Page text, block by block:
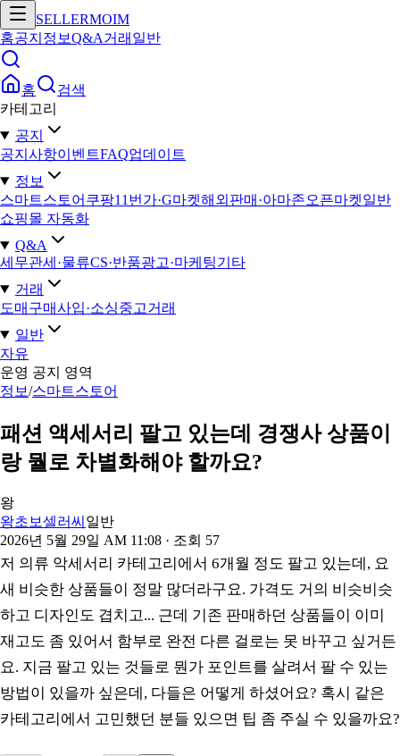
SELLERMOIM
홈공지 정보Q&A거래 일반
홈
검색
카테고리
공지
공지사항이벤트FAQ업데이트
정보
스마트스토어 쿠팡11번가·G마켓해외판매·아마존오픈마켓일반
쇼핑몰 자동화
Q&A
세무관세·물류CS·반품광고·마케팅기타
거래
도매구매사입·소싱중고거래
일반
자유
운영 공지 영역
정보/스마트스토어
패션 액세서리 팔고 있는데 경쟁사 상품이
랑 뭘로 차별화해야 할까요?
왕
왕초보셀러씨 일반
2026년 5월 29일 AM 11:08 · 조회 57
저 의류 악세서리 카테고리에서 6개월 정도 팔고 있는데, 요
새 비슷한 상품들이 정말 많더라구요. 가격도 거의 비슷비슷
하고 디자인도 겹치고... 근데 기존 판매하던 상품들이 이미
재고도 좀 있어서 함부로 완전 다른 걸로는 못 바꾸고 싶거든
요. 지금 팔고 있는 것들로 뭔가 포인트를 살려서 팔 수 있는
방법이 있을까 싶은데, 다들은 어떻게 하셨어요? 혹시 같은
카테고리에서 고민했던 분들 있으면 팁 좀 주실 수 있을까요?